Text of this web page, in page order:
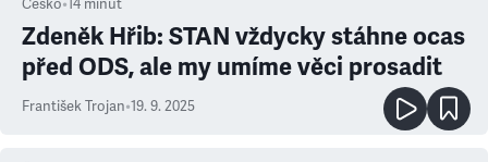
Česko• 14 minut
Zdeněk Hřib: STAN vždycky stáhne ocas
před ODS, ale my umíme věci prosadit
František Trojan•19. 9. 2025